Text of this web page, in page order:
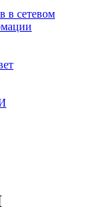
в сетевом